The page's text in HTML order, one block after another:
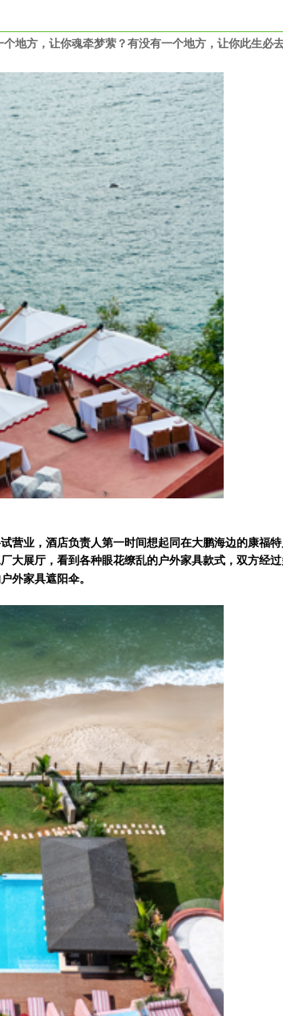
个地方，让你魂牵梦萦？有没有一个地方，让你此生必
营业，酒店负责人第一时间想起同在大鹏海边的康福特
大展厅，看到各种眼花缭乱的户外家具款式， 双方经
外家具遮阳伞。